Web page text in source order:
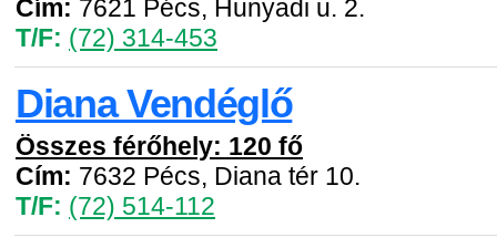
Cím: 7621 Pécs, Hunyadi u. 2.
T/F: (72) 314-453
Diana Vendéglő
Összes férőhely: 120 fő
Cím: 7632 Pécs, Diana tér 10.
T/F: (72) 514-112